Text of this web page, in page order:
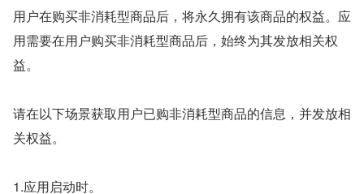
用户在购买非消耗型商品后，将永久拥有该商品的权益。应
用需要在用户购买非消耗型商品后，始终为其发放相关权
益。
请在以下场景获取用户已购非消耗型商品的信息，并发放相
关权益。
1.应用启动时。